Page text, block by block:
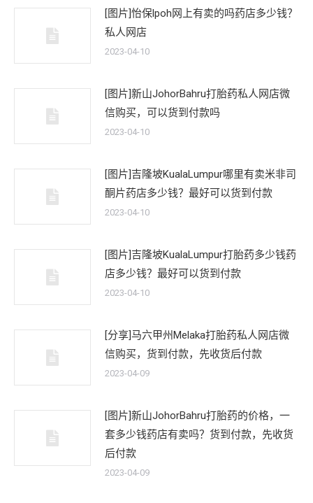
[图片]怡保lpoh网上有卖的吗药店多少钱？
私人网店
2023-04-10
[图片]新山JohorBahru打胎药私人网店微
信购买，可以货到付款吗
2023-04-10
[图片]吉隆坡KualaLumpur哪里有卖米非司
酮片药店多少钱？最好可以货到付款
2023-04-10
[图片]吉隆坡KualaLumpur打胎药多少钱药
店多少钱？最好可以货到付款
2023-04-10
[分享]马六甲州Melaka打胎药私人网店微
信购买，货到付款，先收货后付款
2023-04-09
[图片]新山JohorBahru打胎药的价格，一
套多少钱药店有卖吗？货到付款，先收货
后付款
2023-04-09